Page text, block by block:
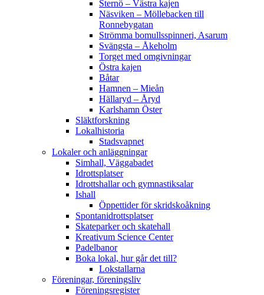
Sternö – Västra kajen
Näsviken – Möllebacken till
Ronnebygatan
Strömma bomullsspinneri, Asarum
Svängsta – Åkeholm
Torget med omgivningar
Östra kajen
Båtar
Hamnen – Mieån
Hällaryd – Åryd
Karlshamn Öster
Släktforskning
Lokalhistoria
Stadsvapnet
Lokaler och anläggningar
Simhall, Väggabadet
Idrottsplatser
Idrottshallar och gymnastiksalar
Ishall
Öppettider för skridskoåkning
Spontanidrottsplatser
Skateparker och skatehall
Kreativum Science Center
Padelbanor
Boka lokal, hur går det till?
Lokstallarna
Föreningar, föreningsliv
Föreningsregister